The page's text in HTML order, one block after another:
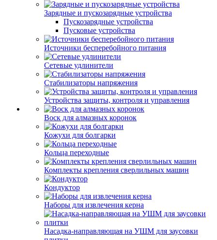
Зарядные и пускозарядные устройства
Пускозарядные устройства
Пусковые устройства
Источники бесперебойного питания
Сетевые удлинители
Стабилизаторы напряжения
Устройства защиты, контроля и управления
Воск для алмазных коронок
Кожухи для болгарки
Кольца переходные
Комплекты крепления сверлильных машин
Кондуктор
Наборы для извлечения керна
Насадка-направляющая на УШМ для заусовки